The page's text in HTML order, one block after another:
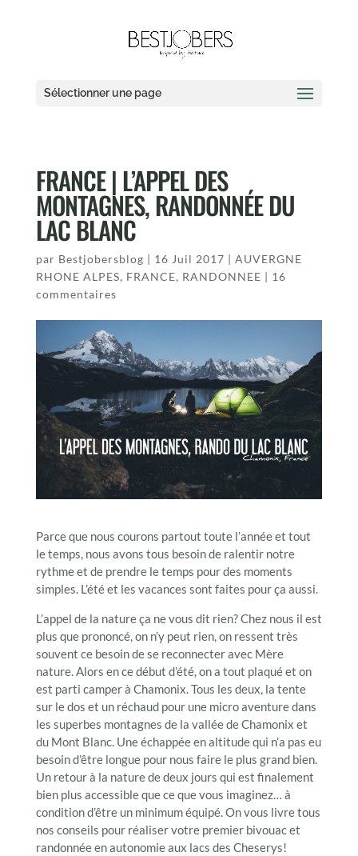
Sélectionner une page
FRANCE | L’APPEL DES
MONTAGNES, RANDONNÉE DU
LAC BLANC
par Bestjobersblog | 16 Juil 2017 | AUVERGNE
RHONE ALPES, FRANCE, RANDONNEE | 16
commentaires
Parce que nous courons partout toute l’année et tout
le temps, nous avons tous besoin de ralentir notre
rythme et de prendre le temps pour des moments
simples. L’été et les vacances sont faites pour ça aussi.
L’appel de la nature ça ne vous dit rien? Chez nous il est
plus que prononcé, on n’y peut rien, on ressent très
souvent ce besoin de se reconnecter avec Mère
nature. Alors en ce début d’été, on a tout plaqué et on
est parti camper à Chamonix. Tous les deux, la tente
sur le dos et un réchaud pour une micro aventure dans
les superbes montagnes de la vallée de Chamonix et
du Mont Blanc. Une échappée en altitude qui n’a pas eu
besoin d’être longue pour nous faire le plus grand bien.
Un retour à la nature de deux jours qui est finalement
bien plus accessible que ce que vous imaginez… à
condition d’être un minimum équipé. On vous livre tous
nos conseils pour réaliser votre premier bivouac et
randonnée en autonomie aux lacs des Cheserys!